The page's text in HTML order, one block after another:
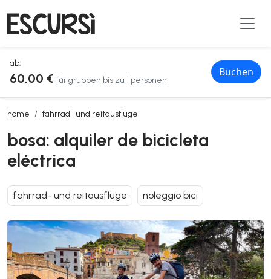
ab:
60,00 € für gruppen bis zu 1 personen
Buchen
home fahrrad- und reitausflüge
bosa: alquiler de bicicleta eléctrica
bosa: alquiler de bicicleta
eléctrica
fahrrad- und reitausflüge noleggio bici